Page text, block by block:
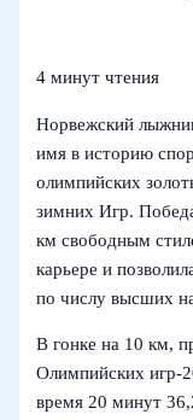
4 минут чтения
Норвежский
имя в историю
олимпийских
зимних Игр.
км свободным
карьере и
по числу высших
В гонке на 10 км,
Олимпийских
время 20 минут